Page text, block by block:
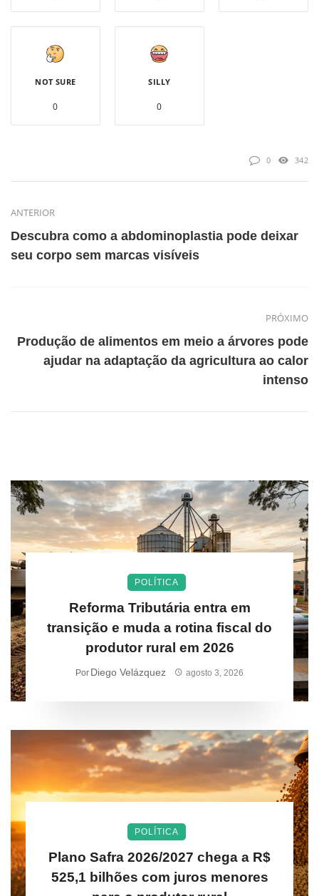
NOT SURE
0
SILLY
0
0 342
ANTERIOR
Descubra como a abdominoplastia pode deixar
seu corpo sem marcas visíveis
PRÓXIMO
Produção de alimentos em meio a árvores pode
ajudar na adaptação da agricultura ao calor
intenso
POLÍTICA
Reforma Tributária entra em
transição e muda a rotina fiscal do
produtor rural em 2026
Por Diego Velázquez agosto 3, 2026
POLÍTICA
Plano Safra 2026/2027 chega a R$
525,1 bilhões com juros menores